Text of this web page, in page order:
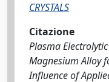
CRYSTALS
Citazione
Plasma
Magnesium Alloy
Influence of